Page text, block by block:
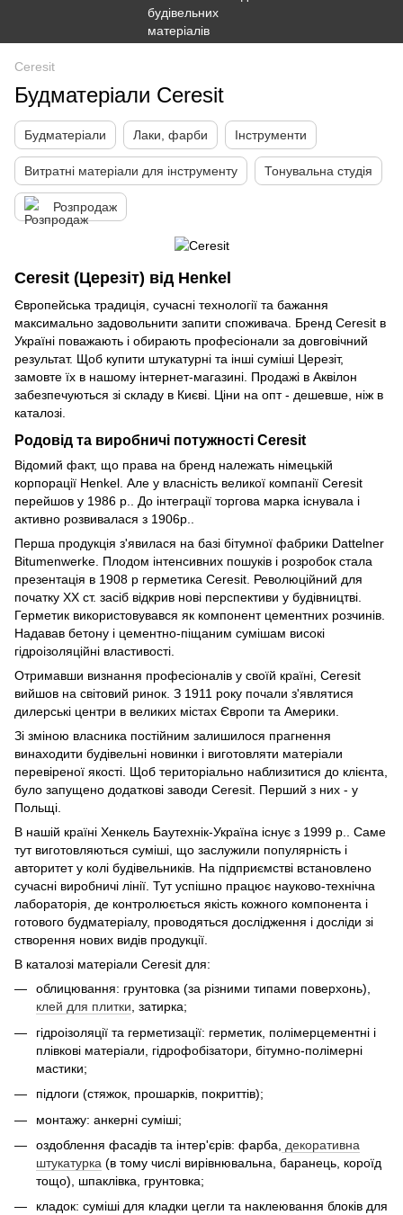
Ceresit
Будматеріали Ceresit
Будматеріали Лаки, фарби Інструменти
Витратні матеріали для інструменту Тонувальна студія
Розпродаж
Ceresit (Церезіт) від Henkel
Європейська традиція, сучасні технології та бажання
максимально задовольнити запити споживача. Бренд Ceresit в
Україні поважають і обирають професіонали за довговічний
результат. Щоб купити штукатурні та інші суміші Церезіт,
замовте їх в нашому інтернет-магазині. Продажі в Аквілон
забезпечуються зі складу в Києві. Ціни на опт - дешевше, ніж в
каталозі.
Родовід та виробничі потужності Ceresit
Відомий факт, що права на бренд належать німецькій
корпорації Henkel. Але у власність великої компанії Ceresit
перейшов у 1986 р.. До інтеграції торгова марка існувала і
активно розвивалася з 1906р..
Перша продукція з'явилася на базі бітумної фабрики Dattelner
Bitumenwerke. Плодом інтенсивних пошуків і розробок стала
презентація в 1908 р герметика Ceresit. Революційний для
початку ХХ ст. засіб відкрив нові перспективи у будівництві.
Герметик використовувався як компонент цементних розчинів.
Надавав бетону і цементно-піщаним сумішам високі
гідроізоляційні властивості.
Отримавши визнання професіоналів у своїй країні, Ceresit
вийшов на світовий ринок. З 1911 року почали з'являтися
дилерські центри в великих містах Європи та Америки.
Зі зміною власника постійним залишилося прагнення
винаходити будівельні новинки і виготовляти матеріали
перевіреної якості. Щоб територіально наблизитися до клієнта,
було запущено додаткові заводи Ceresit. Перший з них - у
Польщі.
В нашій країні Хенкель Баутехнік-Україна існує з 1999 р.. Саме
тут виготовляються суміші, що заслужили популярність і
авторитет у колі будівельників. На пiдприємствi встановлено
сучасні виробничі лінії. Тут успішно працює науково-технічна
лабораторія, де контролюється якість кожного компонента і
готового будматеріалу, проводяться дослідження і досліди зі
створення нових видів продукції.
В каталозі матеріали Ceresit для:
облицювання: грунтовка (за різними типами поверхонь),
клей для плитки, затирка;
гідроізоляції та герметизації: герметик, полімерцементні і
плівкові матеріали, гідрофобізатори, бітумно-полімерні
мастики;
підлоги (стяжок, прошарків, покриттів);
монтажу: анкерні суміші;
оздоблення фасадів та інтер'єрів: фарба,
декоративна
штукатурка (в тому числі вирівнювальна, баранець, короїд
тощо), шпаклівка, грунтовка;
кладок: суміші для кладки цегли та наклеювання блоків для